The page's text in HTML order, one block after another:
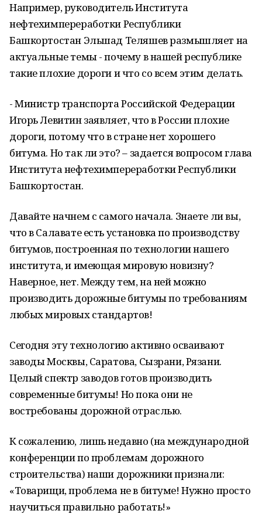
Например, руководитель Института
нефтехимпереработки Республики
Башкортостан Эльшад Теляшев размышляет на
актуальные темы - почему в нашей республике
такие плохие дороги и что со всем этим делать.
- Министр транспорта Российской Федерации
Игорь Левитин заявляет, что в России плохие
дороги, потому что в стране нет хорошего
битума. Но так ли это? – задается вопросом глава
Института нефтехимпереработки Республики
Башкортостан.
Давайте начнем с самого начала. Знаете ли вы,
что в Салавате есть установка по производству
битумов, построенная по технологии нашего
института, и имеющая мировую новизну?
Наверное, нет. Между тем, на ней можно
производить дорожные битумы по требованиям
любых мировых стандартов!
Сегодня эту технологию активно осваивают
заводы Москвы, Саратова, Сызрани, Рязани.
Целый спектр заводов готов производить
современные битумы! Но пока они не
востребованы дорожной отраслью.
К сожалению, лишь недавно (на международной
конференции по проблемам дорожного
строительства) наши дорожники признали:
«Товарищи, проблема не в битуме! Нужно просто
научиться правильно работать!»